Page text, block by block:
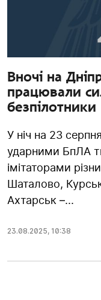
Вночі на
працювали
безпілотники
У ніч на 23
ударними БпЛА
імітаторами
Шаталово,
Ахтарськ –...
23.08.2025, 10:38